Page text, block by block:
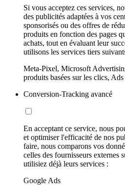
Si vous acceptez ces services,
des publicités adaptées à vos
sponsorisés ou des offres de
produits en fonction des pages
achats, tout en évaluant leur
utilisons les services tiers
Meta-Pixel, Microsoft
produits basées sur les clics,
Conversion-Tracking avancé
En acceptant ce service, nous
et optimiser l'efficacité de nos
faire, nous comparons vos
celles des fournisseurs externes
utilisiez déjà leurs services :
Google Ads